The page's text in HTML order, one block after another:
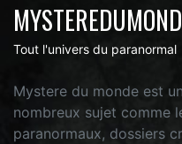
Tout l'univers du paranormal
Mystere du monde est
nombreux sujet comme
paranormaux, dossiers